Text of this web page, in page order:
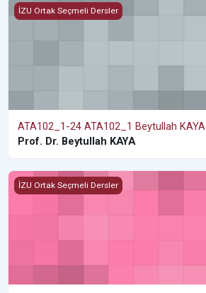
ATA102_1-24 ATA102_1 Beytullah KAYA
İZU Ortak Seçmeli Dersler
ATA102_1-24 ATA102_1 Beytullah KAYA
Prof. Dr. Beytullah KAYA
ATA102_2-24 ATA102_2 Abdullah TOK
İZU Ortak Seçmeli Dersler